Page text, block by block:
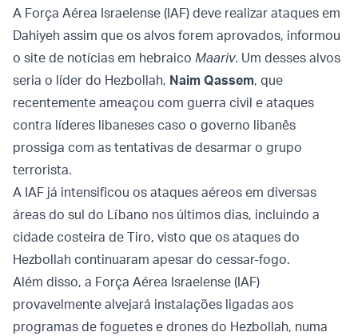
A Força Aérea Israelense (IAF) deve realizar ataques em
Dahiyeh assim que os alvos forem aprovados, informou
o site de notícias em hebraico Maariv. Um desses alvos
seria o líder do Hezbollah, Naim Qassem, que
recentemente ameaçou com guerra civil e ataques
contra líderes libaneses caso o governo libanês
prossiga com as tentativas de desarmar o grupo
terrorista.
A IAF já intensificou os ataques aéreos em diversas
áreas do sul do Líbano nos últimos dias, incluindo a
cidade costeira de Tiro, visto que os ataques do
Hezbollah continuaram apesar do cessar-fogo.
Além disso, a Força Aérea Israelense (IAF)
provavelmente alvejará instalações ligadas aos
programas de foguetes e drones do Hezbollah, numa